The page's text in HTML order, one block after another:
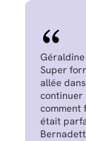
Super
allée
continuer
comment
était